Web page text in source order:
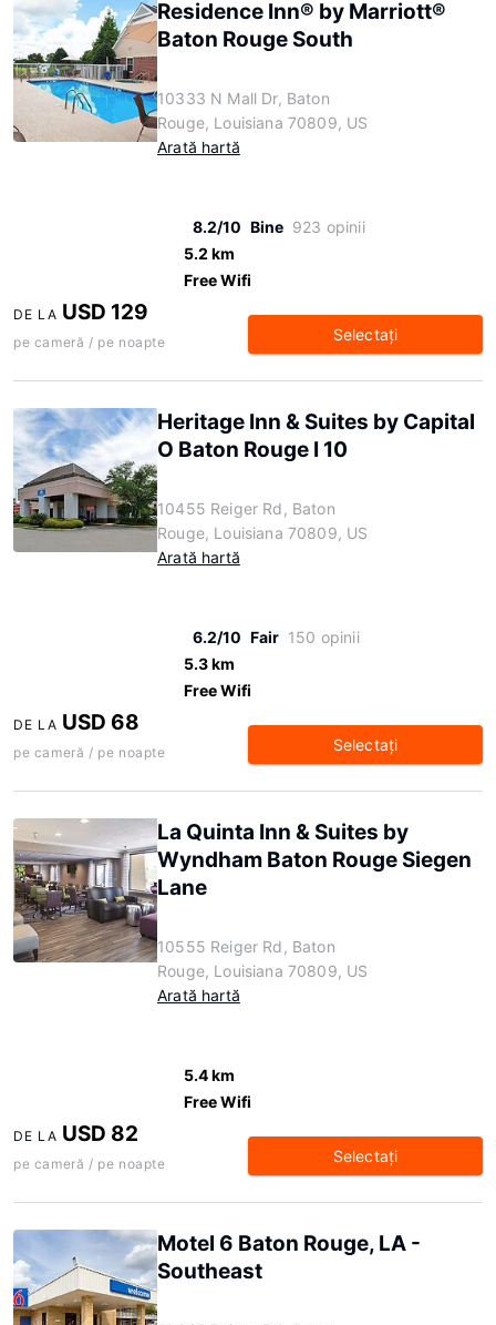
Residence Inn® by Marriott®
Baton Rouge South
10333 N Mall Dr, Baton
Rouge, Louisiana 70809, US
Arată hartă
8.2/10 Bine 923 opinii
5.2 km
Free Wifi
DE LA USD 129
pe cameră / pe noapte Selectaţi
Heritage Inn & Suites by Capital
O Baton Rouge I 10
10455 Reiger Rd, Baton
Rouge, Louisiana 70809, US
Arată hartă
6.2/10 Fair 150 opinii
5.3 km
Free Wifi
DE LA USD 68
pe cameră / pe noapte Selectaţi
La Quinta Inn & Suites by
Wyndham Baton Rouge Siegen
Lane
10555 Reiger Rd, Baton
Rouge, Louisiana 70809, US
Arată hartă
5.4 km
Free Wifi
DE LA USD 82
pe cameră / pe noapte Selectaţi
Motel 6 Baton Rouge, LA -
Southeast